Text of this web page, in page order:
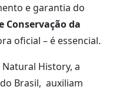
e garantia do
Conservação da
oficial – é essencial.
History, a
Brasil, auxiliam